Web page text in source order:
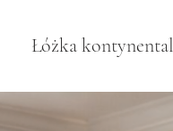
Łóżka